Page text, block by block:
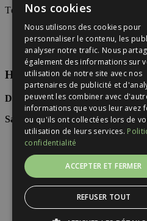
Tél : 04 73 73 01 00
Horaires d’accueil du
Du Lundi au vendredi: 8h30-
Samedi :(Permanence)9h-12h
Accueil
LIENS UTILES
Nos cookies
Nous utilisons des cookies pour
personnaliser le contenu, les
analyser notre trafic. Nous
également des informations sur
utilisation de notre site avec nos
partenaires de publicité et
peuvent les combiner avec
informations que vous leur avez
ou qu'ils ont collectées lors de
utilisation de leurs services.
confidentialité
ACCEPTER ET FERMER
REFUSER TOUT